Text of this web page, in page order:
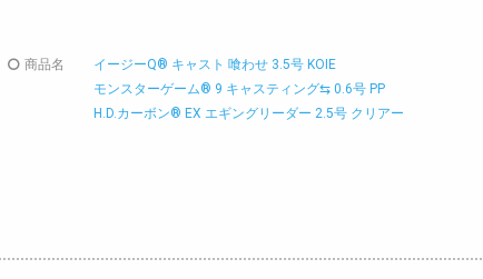
商品名
イージーQ® キャスト 喰わせ 3.5号 KOIE
モンスターゲーム® 9 キャスティング⇆ 0.6号 PP
H.D.カーボン® EX エギングリーダー 2.5号 クリアー